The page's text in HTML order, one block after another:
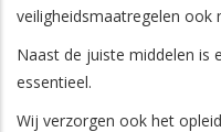
veiligheidsmaatregelen ook
Naast de juiste middelen is
essentieel.
Wij verzorgen ook het